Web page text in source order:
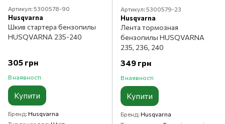
Артикул: 5300578-90
Husqvarna
Шкив стартера бензопилы
HUSQVARNA 235-240
305 грн
В наявності
Купити
Бренд Husqvarna
Артикул: 5300579-23
Husqvarna
Лента тормозная
бензопилы HUSQVARNA
235, 236, 240
349 грн
В наявності
Купити
Бренд Husqvarna